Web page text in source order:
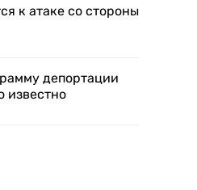
к атаке со стороны
депортации
известно